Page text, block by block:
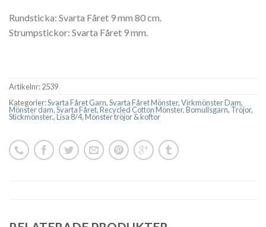
Rundsticka: Svarta Fåret 9 mm 80 cm.
Strumpstickor: Svarta Fåret 9 mm.
Artikelnr:2539
Kategorier:Svarta Fåret Garn,Svarta Fåret Mönster,Virkmönster Dam,
Mönster dam,Svarta Fåret,Recycled Cotton Mönster,Bomullsgarn, Tröjor,
Stickmönster.,Lisa 8/4,Mönster tröjor & koftor